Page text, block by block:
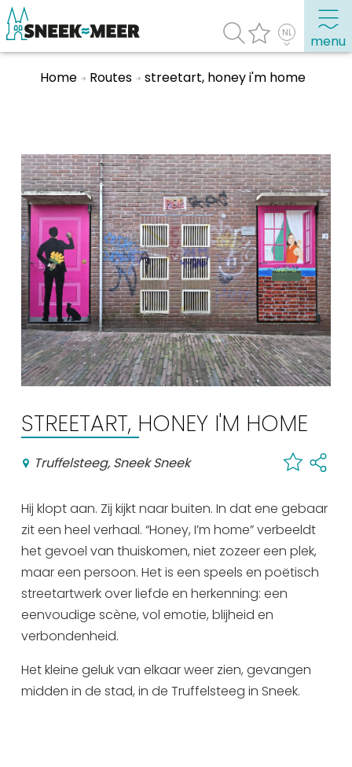
menu
Praktische informatie
Toeristische informatie
Bezienswaardigheden
Winkelen, uitgaan en doen
Eten, drinken & uitgaan
Watersport
Overnachten
Winkelen
Arrangementen
Jouw Sneek
De Friese meren
Other languages
UITagenda
Routes
Top 10 leuke dingen
Vakantie vieren in Sneek
Home Routes streetart, honey i'm home
STREETART, HONEY I'M HOME
Truffelsteeg, Sneek Sneek
Hij klopt aan. Zij kijkt naar buiten. In dat ene gebaar
zit een heel verhaal. “Honey, I’m home” verbeeldt
het gevoel van thuiskomen, niet zozeer een plek,
maar een persoon. Het is een speels en poëtisch
streetartwerk over liefde en herkenning: een
eenvoudige scène, vol emotie, blijheid en
verbondenheid.
Het kleine geluk van elkaar weer zien, gevangen
midden in de stad, in de Truffelsteeg in Sneek.